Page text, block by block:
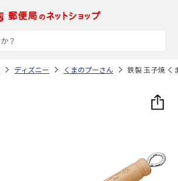
ディズニー くまのプーさん 鉄製 玉子焼 く